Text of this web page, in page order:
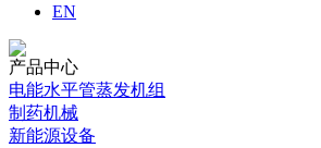
EN
产品中心
电能水平管蒸发机组
制药机械
新能源设备